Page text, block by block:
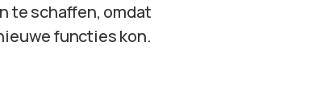
te schaffen, omdat
functies kon.